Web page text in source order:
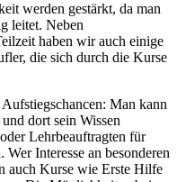
werden gestärkt, da man
leitet. Neben
haben wir auch einige
die sich durch die Kurse
Man kann
dort sein Wissen
Lehrbeauftragten für
Interesse an besonderen
auch Kurse wie Erste Hilfe